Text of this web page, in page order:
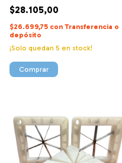
$28.105,00
$26.699,75 con Transferencia o
depósito
¡Solo quedan 5 en stock!